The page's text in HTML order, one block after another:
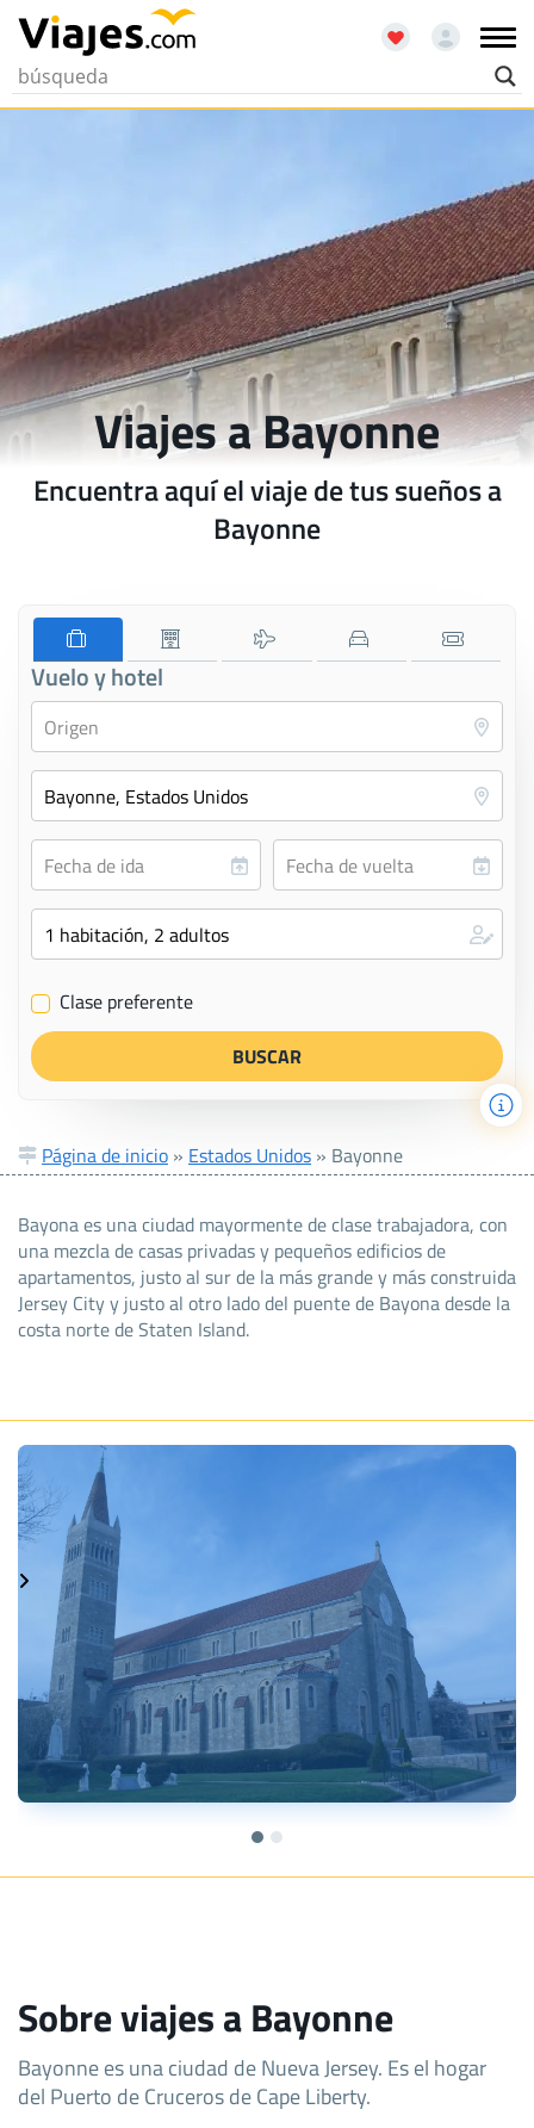
Viajes a Bayonne
Encuentra aquí el viaje de tus sueños a
Bayonne
Vuelo y hotel
✔ Clase preferente
Página de inicio » Estados Unidos » Bayonne
Bayona es una ciudad mayormente de clase trabajadora, con
una mezcla de casas privadas y pequeños edificios de
apartamentos, justo al sur de la más grande y más construida
Jersey City y justo al otro lado del puente de Bayona desde la
costa norte de Staten Island.
Sobre viajes a Bayonne
Bayonne es una ciudad de Nueva Jersey. Es el hogar
del Puerto de Cruceros de Cape Liberty.